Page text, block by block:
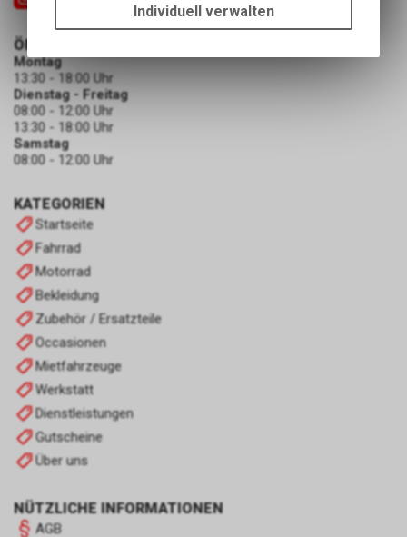
KATEGORIEN
Startseite
Fahrrad
Motorrad
Bekleidung
Zubehör / Ersatzteile
Occasionen
Mietfahrzeuge
Werkstatt
Dienstleistungen
Gutscheine
Über uns
NÜTZLICHE INFORMATIONEN
AGB
ÖFFNUNGSZEITEN
Montag
13:30 - 18:00 Uhr
Dienstag - Freitag
08:00 - 12:00 Uhr
13:30 - 18:00 Uhr
Samstag
08:00 - 12:00 Uhr
um die grundlegenden
Funktionen unseres Online-
Individuell verwalten